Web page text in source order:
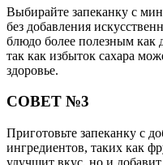
Выбирайте запеканку с
без добавления
блюдо более полезным как
так как избыток сахара
здоровье.
СОВЕТ №3
Приготовьте запеканку с
ингредиентов, таких как